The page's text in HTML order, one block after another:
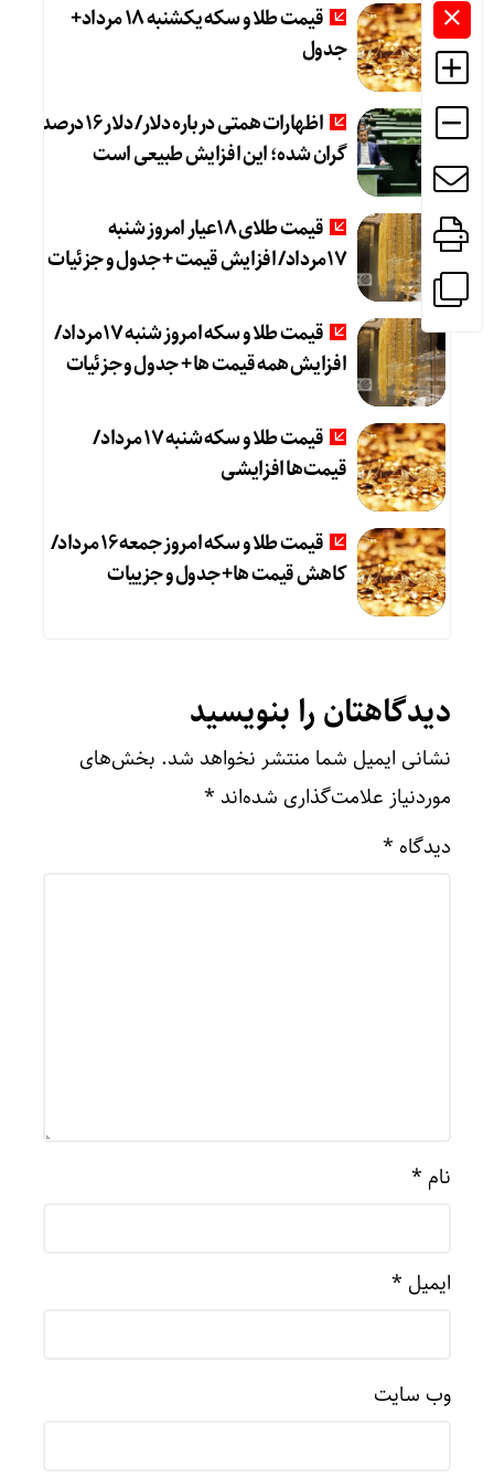
قیمت طلا و سکه یکشنبه 18 مرداد+
جدول
اظهارات همتی درباره دلار/ دلار ۱۶ درصد
گران شده؛ این افزایش طبیعی است
قیمت طلای 18عیار امروز شنبه
17مرداد/ افزایش قیمت + جدول و جزئیات
قیمت طلا و سکه امروز شنبه 17مرداد/
افزایش همه قیمت ها + جدول و جزئیات
قیمت طلا و سکه شنبه 17 مرداد/
قیمت‌ها افزایشی
قیمت طلا و سکه امروز جمعه ۱۶ مرداد/
کاهش قیمت ها+ جدول و جزییات
دیدگاهتان را بنویسید
نشانی ایمیل شما منتشر نخواهد شد. بخش‌های
موردنیاز علامت‌گذاری شده‌اند *
دیدگاه *
نام *
ایمیل *
وب‌ سایت